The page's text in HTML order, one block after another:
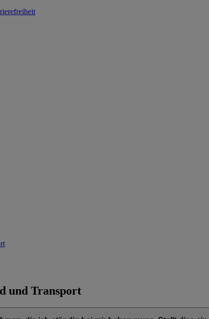
und Transport